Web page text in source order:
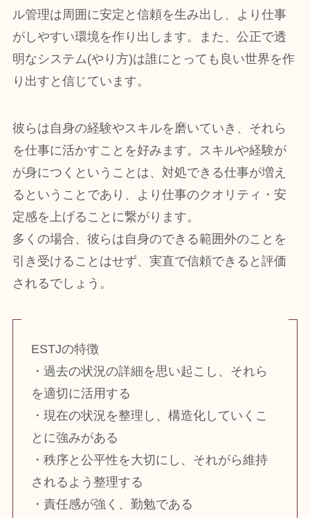
ル管理は周囲に安定と信頼を生み出し、より仕事
がしやすい環境を作り出します。また、公正で透
明なシステム(やり方)は誰にとっても良い世界を作
り出すと信じています。
彼らは自身の経験やスキルを磨いていき、それら
を仕事に活かすことを好みます。スキルや経験が
が身につくということは、対処できる仕事が増え
るということであり、より仕事のクオリティ・安
定感を上げることに繋がります。
多くの場合、彼らは自身のできる範囲外のことを
引き受けることはせず、実直で信頼できると評価
されるでしょう。
ESTJの特徴
・過去の状況の詳細を思い起こし、それら
を適切に活用する
・現在の状況を整理し、構造化していくこ
とに強みがある
・秩序と公平性を大切にし、それがら維持
されるよう整理する
・責任感が強く、勤勉である